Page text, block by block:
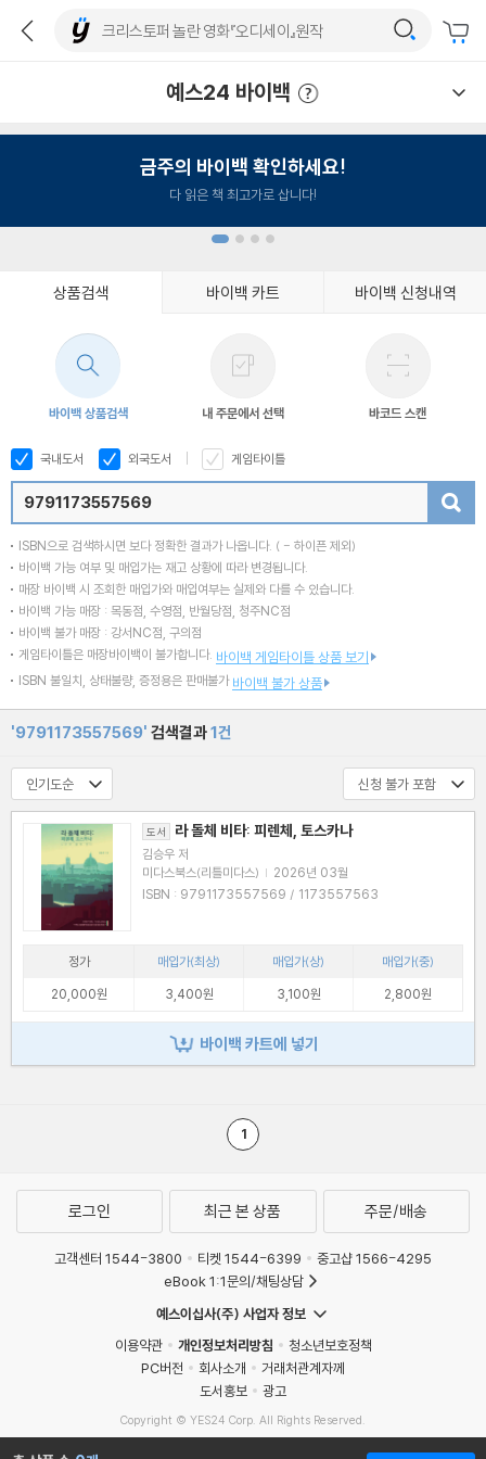
예스24 바이백
금주의 바이백 확인하세요!
다 읽은 책 최고가로 삽니다!
상품검색 바이백 카트 바이백 신청내역
바이백 상품검색 내 주문에서 선택 바코드 스캔
국내도서 외국도서 게임타이틀
ISBN으로 검색하시면 보다 정확한 결과가 나옵니다. ( - 하이픈 제외)
바이백 가능 여부 및 매입가는 재고 상황에 따라 변경됩니다.
매장 바이백 시 조회한 매입가와 매입여부는 실제와 다를 수 있습니다.
바이백 가능 매장 : 목동점, 수영점, 반월당점, 청주NC점
바이백 불가 매장 : 강서NC점, 구의점
게임타이틀은 매장바이백이 불가합니다. 바이백 게임타이틀 상품 보기
ISBN 불일치, 상태불량, 증정용은 판매불가 바이백 불가 상품
'9791173557569' 검색결과1건
도서 라 돌체 비타: 피렌체, 토스카나
김승우 저
미다스북스(리틀미다스) | 2026년 03월
ISBN : 9791173557569 / 1173557563
정가 매입가(최상) 매입가(상)
매입가(중)
20,000원
3,400원 3,100원 2,800원
바이백 카트에 넣기
1
로그인 최근 본 상품 주문/배송
고객센터 1544-3800 티켓 1544-6399
중고샵 1566-4295
eBook 1:1문의/채팅상담
예스이십사(주) 사업자 정보
이용약관
개인정보처리방침
청소년보호정책
PC버전
회사소개
거래처관계자께
도서홍보
광고
Copyright © YES24 Corp. All Rights Reserved.
MATOM2